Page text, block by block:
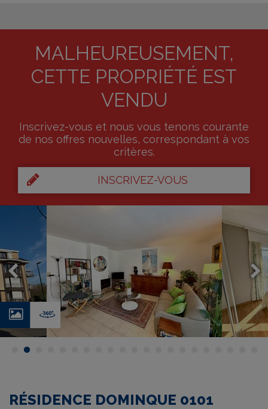
MALHEUREUSEMENT,
CETTE PROPRIÉTÉ EST
VENDU
Inscrivez-vous et nous vous tenons courante
de nos offres nouvelles, correspondant à vos
critères.
INSCRIVEZ-VOUS
Photos Virtual
RÉSIDENCE DOMINQUE 0101